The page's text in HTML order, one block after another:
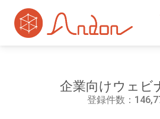
企業向けウェビ
登録件数：